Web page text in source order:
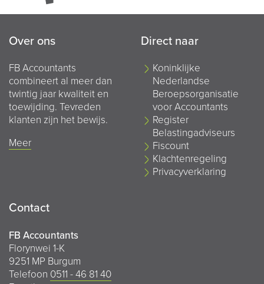
Over ons
FB Accountants
combineert al meer dan
twintig jaar kwaliteit en
toewijding. Tevreden
klanten zijn het bewijs.
Meer
Direct naar
Koninklijke
Nederlandse
Beroepsorganisatie
voor Accountants
Register
Belastingadviseurs
Fiscount
Klachtenregeling
Privacyverklaring
Contact
FB Accountants
Florynwei 1-K
9251 MP Burgum
Telefoon 0511 - 46 81 40